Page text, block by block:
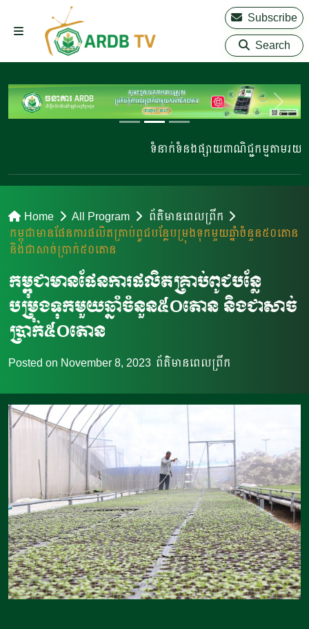
Subscribe
Search
ទំនាក់ទំនងផ្សាយពាណិជ្ជកម្មតាមរយៈ
Home All Program
ព័ត៌មានពេលព្រឹក
កម្ពុជាមានផែនការផលិតគ្រាប់ពូជបន្លែបម្រុងទុកមួយឆ្នំាចំនួន៥០តោន
និងជាសាច់ប្រាក់៥០តោន
កម្ពុជាមានផែនការផលិតគ្រាប់ពូជបន្លែ
បម្រុងទុកមួយឆ្នំាចំនួន៥០តោន និងជាសាច់
ប្រាក់៥០តោន
Posted on November 8, 2023 ព័ត៌មានពេលព្រឹក